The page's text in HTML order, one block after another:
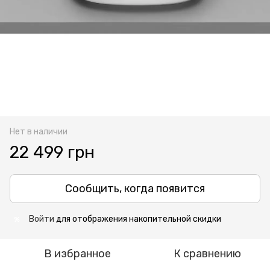
Нет в наличии
22 499 грн
Сообщить, когда появится
Войти для отображения накопительной скидки
В избранное К сравнению